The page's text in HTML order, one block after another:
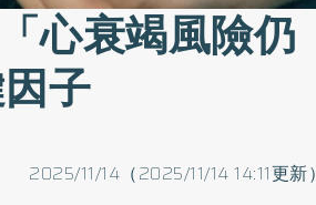
心衰竭風險仍
子
2025/11/14（2025/11/14 14:11更新）